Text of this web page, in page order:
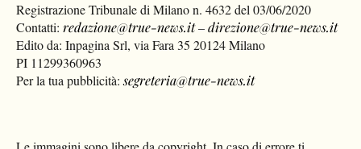
Registrazione Tribunale di Milano n. 4632 del 03/06/2020
Contatti:redazione@true-news.it–direzione@true-news.it
Edito da: Inpagina Srl, via Fara 35 20124 Milano
PI 11299360963
Per la tua pubblicità:segreteria@true-news.it